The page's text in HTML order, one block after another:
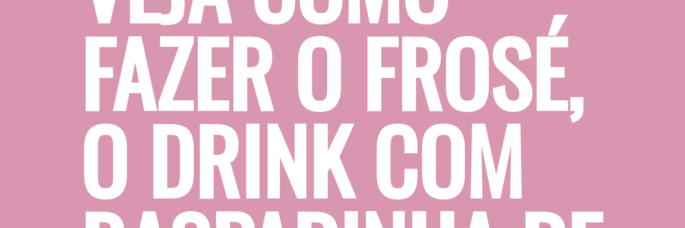
FAZER O FROSÉ,
O DRINK COM